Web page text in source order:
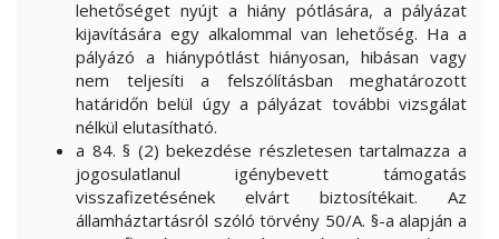
lehetőséget nyújt a hiány pótlására, a pályázat
kijavítására egy alkalommal van lehetőség. Ha a
pályázó a hiánypótlást hiányosan, hibásan vagy
nem teljesíti a felszólításban meghatározott
határidőn belül úgy a pályázat további vizsgálat
nélkül elutasítható.
a 84. § (2) bekezdése részletesen tartalmazza a
jogosulatlanul igénybevett támogatás
visszafizetésének elvárt biztosítékait. Az
államháztartásról szóló törvény 50/A. §-a alapján a